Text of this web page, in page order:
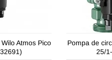
Atmos Pico
Pompa de
25/